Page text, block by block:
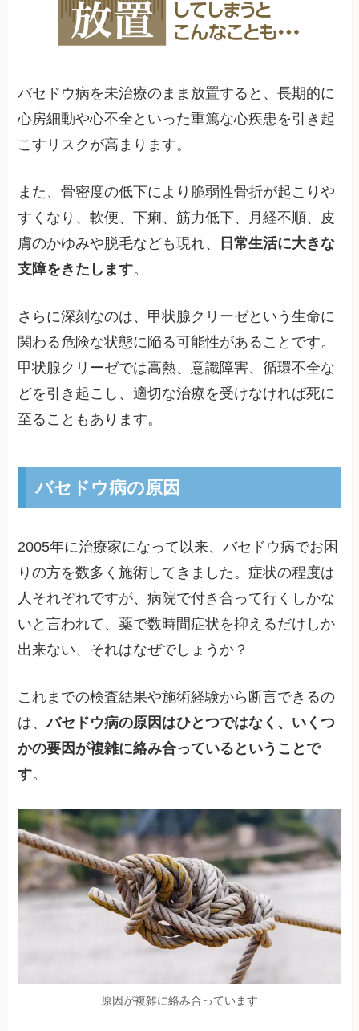
バセドウ病を未治療のまま放置すると、長期的に
心房細動や心不全といった重篤な心疾患を引き起
こすリスクが高まります。
また、骨密度の低下により脆弱性骨折が起こりや
すくなり、軟便、下痢、筋力低下、月経不順、皮
膚のかゆみや脱毛なども現れ、
日常生活に大きな
支障をきたします。
さらに深刻なのは、甲状腺クリーゼという生命に
関わる危険な状態に陥る可能性があることです。
甲状腺クリーゼでは高熱、意識障害、循環不全な
どを引き起こし、適切な治療を受けなければ死に
至ることもあります。
バセドウ病の原因
2005年に治療家になって以来、バセドウ病でお困
りの方を数多く施術してきました。症状の程度は
人それぞれですが、病院で付き合って行くしかな
いと言われて、薬で数時間症状を抑えるだけしか
出来ない、それはなぜでしょうか？
これまでの検査結果や施術経験から断言できるの
は、バセドウ病の原因はひとつではなく、いくつ
かの要因が複雑に絡み合っているということで
す。
原因が複雑に絡み合っています